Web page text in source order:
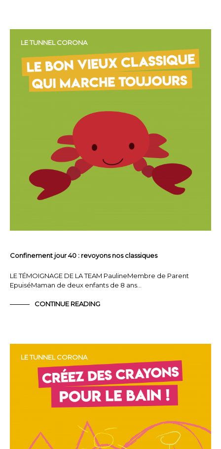
LE TUNNEL CORONA
Confinement jour 40 : revoyons nos classiques
LE TÉMOIGNAGE DE LA TEAM PaulineMembre de Parent
EpuiséMaman de deux enfants de 8 ans…
CONTINUE READING
LE TUNNEL CORONA